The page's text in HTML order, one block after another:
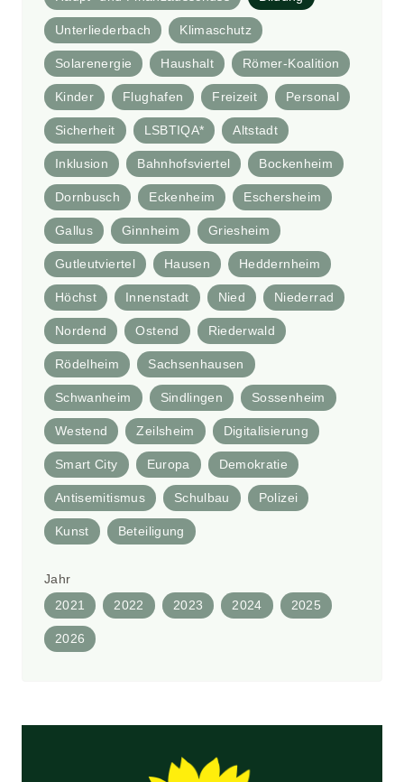
Unterliederbach Klimaschutz
Solarenergie Haushalt Römer-Koalition
Kinder Flughafen Freizeit Personal
Sicherheit LSBTIQA* Altstadt
Inklusion Bahnhofsviertel Bockenheim
Dornbusch Eckenheim Eschersheim
Gallus Ginnheim Griesheim
Gutleutviertel Hausen Heddernheim
Höchst Innenstadt Nied Niederrad
Nordend Ostend Riederwald
Rödelheim Sachsenhausen
Schwanheim Sindlingen Sossenheim
Westend Zeilsheim Digitalisierung
Smart City Europa Demokratie
Antisemitismus Schulbau Polizei
Kunst Beteiligung
Jahr
2021
2022 2023 2024 2025
2026